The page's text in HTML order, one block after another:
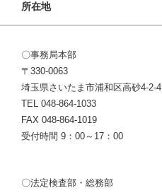
所在地
〇事務局本部
〒330-0063
埼玉県さいたま市浦和区高砂4-2-4
TEL 048-864-1033
FAX 048-864-1019
受付時間 9：00～17：00
〇法定検査部・総務部